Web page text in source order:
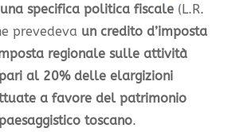
una specifica politica fiscale (L.R.
prevedeva un credito d’imposta
regionale sulle attività
al 20% delle elargizioni
a favore del patrimonio
toscano.